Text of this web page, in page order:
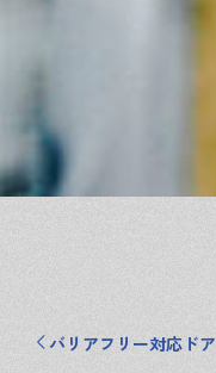
バリアフリー対応ドア